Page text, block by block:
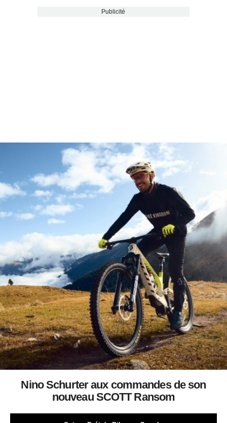
Publicité
Nino Schurter aux commandes de son
nouveau SCOTT Ransom